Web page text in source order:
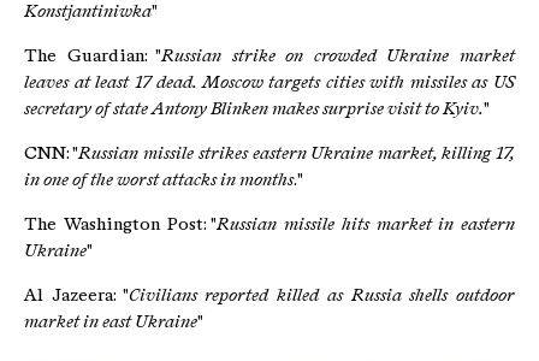
Konstjantiniwka"
The Guardian: "Russian strike on crowded Ukraine market
leaves at least 17 dead. Moscow targets cities with missiles as US
secretary of state Antony Blinken makes surprise visit to Kyiv."
CNN: "Russian missile strikes eastern Ukraine market, killing 17,
in one of the worst attacks in months."
The Washington Post: "Russian missile hits market in eastern
Ukraine"
Al Jazeera: "Civilians reported killed as Russia shells outdoor
market in east Ukraine"